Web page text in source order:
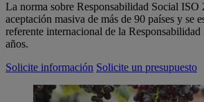
La norma sobre Responsabilidad Social ISO
aceptación masiva de más de 90 países y se
referente internacional de la
años.
Solicite información Solicite un presupuesto